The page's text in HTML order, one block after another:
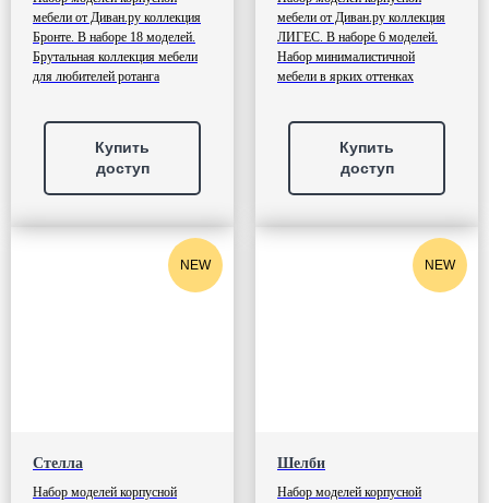
мебели от Диван.ру коллекция
Бронте. В наборе 18 моделей.
Брутальная коллекция мебели
для любителей ротанга
Купить
доступ
мебели от Диван.ру коллекция
ЛИГЕС. В наборе 6 моделей.
Набор минималистичной
мебели в ярких оттенках
Купить
доступ
NEW
Стелла
Набор моделей корпусной
NEW
Шелби
Набор моделей корпусной